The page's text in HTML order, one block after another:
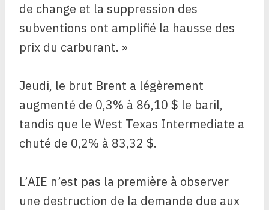
de change et la suppression des
subventions ont amplifié la hausse des
prix du carburant. »
Jeudi, le brut Brent a légèrement
augmenté de 0,3% à 86,10 $ le baril,
tandis que le West Texas Intermediate a
chuté de 0,2% à 83,32 $.
L’AIE n’est pas la première à observer
une destruction de la demande due aux